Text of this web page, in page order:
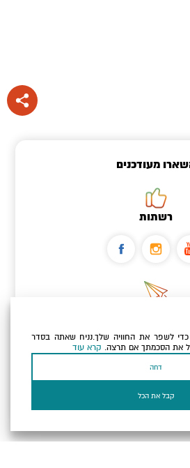
מעודכנים
רשתות
ומסכים/הלמדיניות הפרטיות ולמדיניות
לשפר את החוויה שלך.נניח שאתה בסדר
את הסכמתך אם תרצה. קרא עוד
דחה
קבל את הכל